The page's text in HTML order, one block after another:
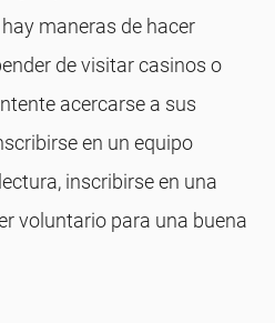
maneras de hacer
de visitar casinos o
acercarse a sus
en un equipo
inscribirse en una
voluntario para una buena